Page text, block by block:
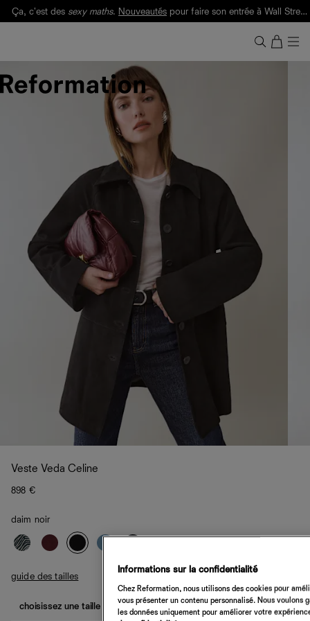
Ça, c'est des sexy maths. Nouveautés pour faire son entrée à Wall Street.
Veste Veda Celine
898 €
daim noir
guide des tailles
choisissez une taille
Informations sur la confidentialité
Chez Reformation, nous utilisons des cookies pour
vous présenter un contenu personnalisé. Nous
les données uniquement pour améliorer votre